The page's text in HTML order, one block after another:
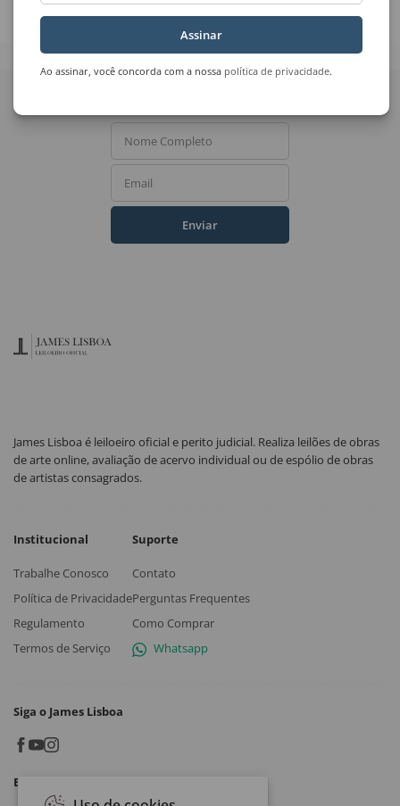
Sem Título
Sem Título
Assinar
Ao assinar, você concorda com a nossa política de privacidade.
Quer receber novidades
Nome Completo
Email
Enviar
James Lisboa é leiloeiro oficial e perito judicial. Realiza leilões de obras
de arte online, avaliação de acervo individual ou de espólio de obras
de artistas consagrados.
Institucional
Trabalhe Conosco
Política de Privacidade
Regulamento
Termos de Serviço
Suporte
Contato
Perguntas Frequentes
Como Comprar
Whatsapp
Siga o James Lisboa
Baixe o App